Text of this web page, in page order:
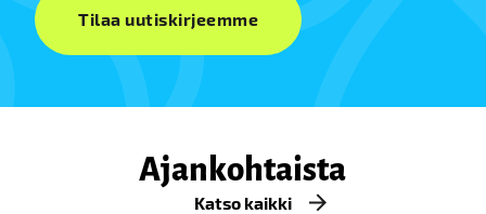
Tilaa uutiskirjeemme
Ajankohtaista
Katso kaikki